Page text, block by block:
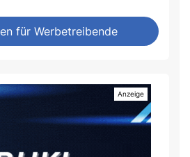
für Werbetreibende